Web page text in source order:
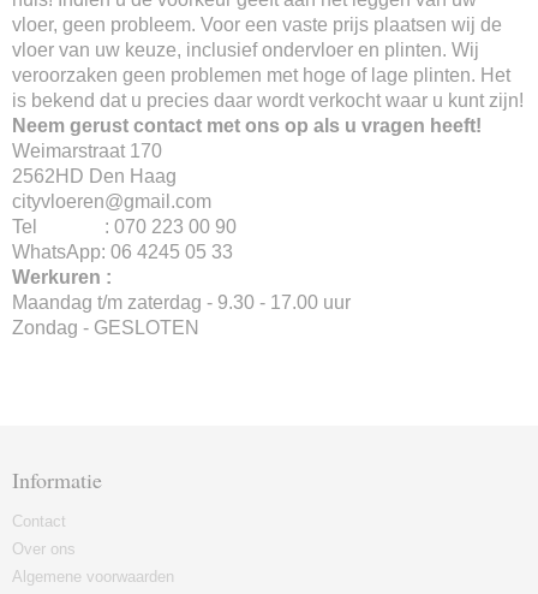
vloer, geen probleem. Voor een vaste prijs plaatsen wij de
vloer van uw keuze, inclusief ondervloer en plinten. Wij
veroorzaken geen problemen met hoge of lage plinten. Het
is bekend dat u precies daar wordt verkocht waar u kunt zijn!
Neem gerust contact met ons op als u vragen heeft!
Weimarstraat 170
2562HD Den Haag
cityvloeren@gmail.com
Tel : 070 223 00 90
WhatsApp: 06 4245 05 33
Werkuren :
Maandag t/m zaterdag - 9.30 - 17.00 uur
Zondag - GESLOTEN
Informatie
Contact
Over ons
Algemene voorwaarden